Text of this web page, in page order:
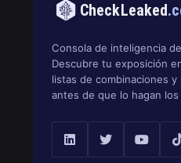
CheckLeaked
Consola de inteligencia
Descubre tu exposición
listas de combinaciones
antes de que lo hagan